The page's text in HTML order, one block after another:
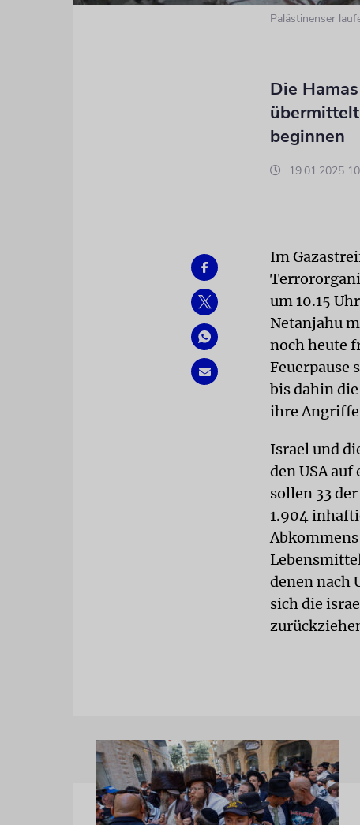
Palästinenser
Die
beginnen
19.01.2025
Im
um 10.15
Netanjahu
noch heute
Feuerpause
bis dahin
ihre
Israel und
den USA
sollen 33
1.904
denen nach
sich die